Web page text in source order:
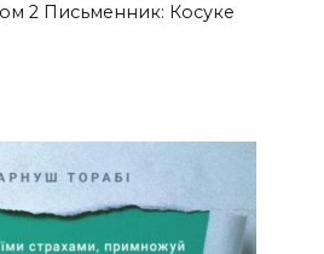
2 Письменник: Косуке